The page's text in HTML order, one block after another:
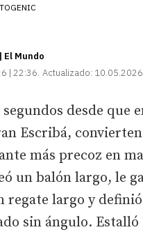
Mundo
| 22:36 Actualizado:
segundos desde
Escribá,
más precoz en
un balón largo, le
regate largo y
sin ángulo.